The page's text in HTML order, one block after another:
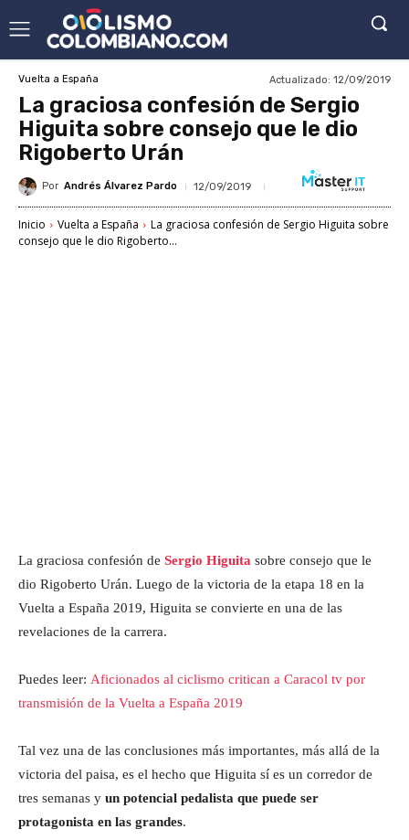
Vuelta a España Actualizado: 12/09/2019
La graciosa confesión de Sergio
Higuita sobre consejo que le dio
Rigoberto Urán
Por Andrés Álvarez Pardo 12/09/2019
Inicio Vuelta a España
La graciosa confesión de Sergio Higuita sobre
consejo que le dio Rigoberto...
La graciosa confesión de Sergio Higuita sobre consejo que le
dio Rigoberto Urán. Luego de la victoria de la etapa 18 en la
Vuelta a España 2019, Higuita se convierte en una de las
revelaciones de la carrera.
Puedes leer: Aficionados al ciclismo critican a Caracol tv por
transmisión de la Vuelta a España 2019
Tal vez una de las conclusiones más importantes, más allá de la
victoria del paisa, es el hecho que Higuita sí es un corredor de
tres semanas y un potencial pedalista que puede ser
protagonista en las grandes.